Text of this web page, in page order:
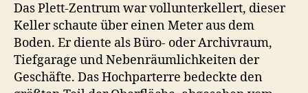
Das Plett-Zentrum war vollunterkellert, dieser
Keller schaute über einen Meter aus dem
Boden. Er diente als Büro- oder Archivraum,
Tiefgarage und Nebenräumlichkeiten der
Geschäfte. Das Hochparterre bedeckte den